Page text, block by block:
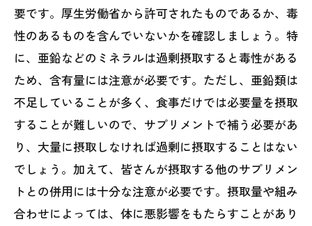
要です。厚生労働省から許可されたものであるか、毒
性のあるものを含んでいないかを確認しましょう。特
に、亜鉛などのミネラルは過剰摂取すると毒性がある
ため、含有量には注意が必要です。ただし、亜鉛類は
不足していることが多く、食事だけでは必要量を摂取
することが難しいので、サプリメントで補う必要があ
り、大量に摂取しなければ過剰に摂取することはない
でしょう。加えて、皆さんが摂取する他のサプリメン
トとの併用には十分な注意が必要です。摂取量や組み
合わせによっては、体に悪影響をもたらすことがあり